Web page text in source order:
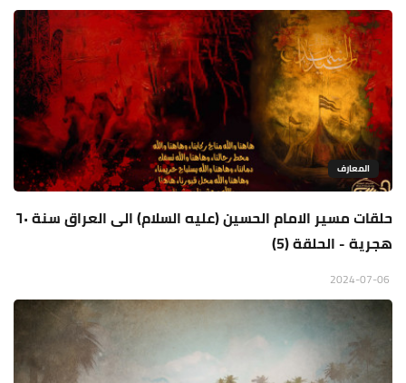
المعارف
حلقات مسير الامام الحسين (عليه السلام) الى العراق سنة ٦٠
هجرية - الحلقة (5)